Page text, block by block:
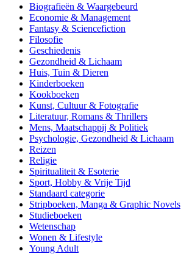
Biografieën & Waargebeurd
Economie & Management
Fantasy & Sciencefiction
Filosofie
Geschiedenis
Gezondheid & Lichaam
Huis, Tuin & Dieren
Kinderboeken
Kookboeken
Kunst, Cultuur & Fotografie
Literatuur, Romans & Thrillers
Mens, Maatschappij & Politiek
Psychologie, Gezondheid & Lichaam
Reizen
Religie
Spiritualiteit & Esoterie
Sport, Hobby & Vrije Tijd
Standaard categorie
Stripboeken, Manga & Graphic Novels
Studieboeken
Wetenschap
Wonen & Lifestyle
Young Adult